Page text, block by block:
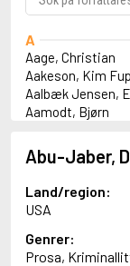
A
Aage, Christian
Aakeson, Kim
Aalbæk Jensen,
Aamodt, Bjørn
Abbey, Kieran
Abbot, Anthony
Abbott, John
Abbott, Megan
Abdel-Fattah,
Abdolah, Kader
Abé, Kobo
Abu-Jaber,
Land/region:
USA
Genrer:
Prosa,